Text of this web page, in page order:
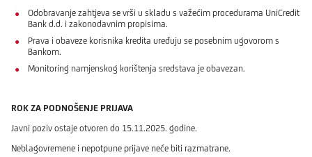
Odobravanje zahtjeva se vrši u skladu s važećim procedurama UniCredit
Bank d.d. i zakonodavnim propisima.
Prava i obaveze korisnika kredita uređuju se posebnim ugovorom s
Bankom.
Monitoring namjenskog korištenja sredstava je obavezan.
ROK ZA PODNOŠENJE PRIJAVA
Javni poziv ostaje otvoren do 15.11.2025. godine.
Neblagovremene i nepotpune prijave neće biti razmatrane.